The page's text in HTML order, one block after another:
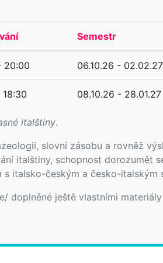
italštiny.
slovní zásobu a rovněž
italštiny, schopnost dorozumět
italsko-českým a česko-italským
doplněné ještě vlastními
Semestr
20:00 06.10.26 - 02.02.27
18:30 08.10.26 - 28.01.27